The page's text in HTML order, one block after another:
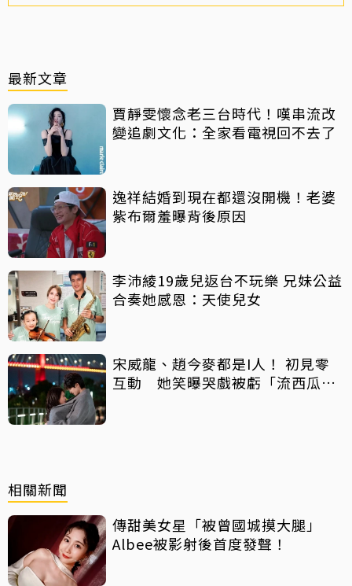
最新文章
賈靜雯懷念老三台時代！嘆串流改
變追劇文化：全家看電視回不去了
逸祥結婚到現在都還沒開機！老婆
紫布爾羞曝背後原因
李沛綾19歲兒返台不玩樂 兄妹公益
合奏她感恩：天使兒女
宋威龍、趙今麥都是I人！ 初見零
互動 她笑曝哭戲被虧「流西瓜
相關新聞
傳甜美女星「被曾國城摸大腿」
Albee被影射後首度發聲！